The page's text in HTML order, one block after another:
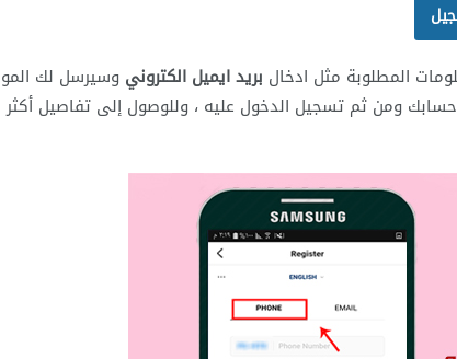
المطلوبة مثل ادخال بريد ايميل الكتروني وسيرسل لك
ومن ثم تسجيل الدخول عليه ، وللوصول إلى تفاصيل أكثر